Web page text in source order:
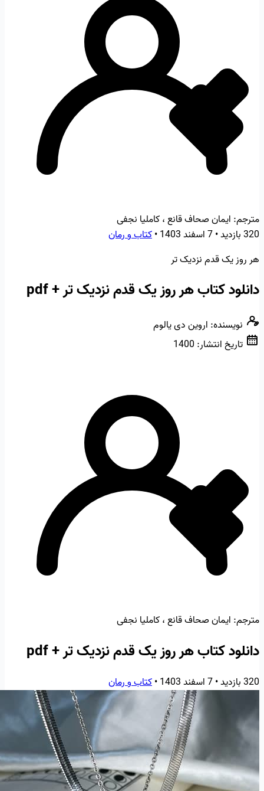
مترجم: ایمان صحاف قانع ، کاملیا نجفی
320 بازدید
•7 اسفند 1403 •کتاب و رمان
هر روز یک قدم نزدیک تر
دانلود کتاب هر روز یک قدم نزدیک تر + pdf
نویسنده: اروین دی یالوم
تاریخ انتشار: 1400
مترجم: ایمان صحاف قانع ، کاملیا نجفی
دانلود کتاب هر روز یک قدم نزدیک تر + pdf
320 بازدید •7 اسفند 1403 •کتاب و رمان